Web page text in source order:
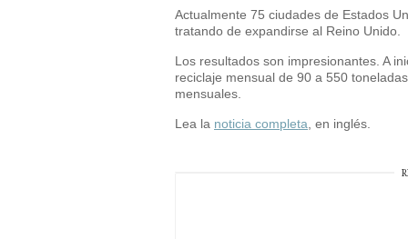
Actualmente 75 ciudades de Estados
tratando de expandirse al Reino Unido.
Los resultados son impresionantes. A
reciclaje mensual de 90 a 550
mensuales.
Lea la noticia completa , en inglés.